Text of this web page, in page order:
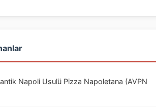
Napoli Usulü Pizza Napoletana (AVPN